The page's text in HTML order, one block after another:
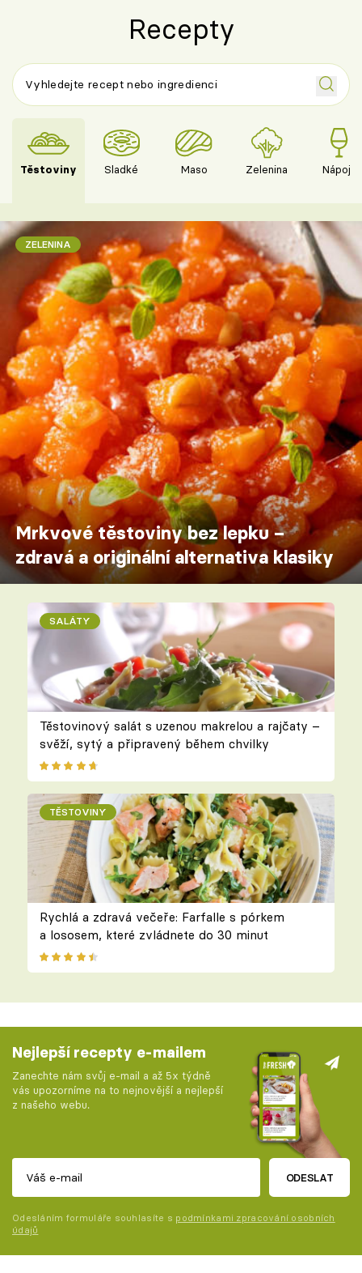
Recepty
Těstoviny Sladké Maso Zelenina Nápoje
ZELENINA
Mrkvové těstoviny bez lepku –
zdravá a originální alternativa klasiky
SALÁTY
Těstovinový salát s uzenou makrelou a rajčaty –
svěží, sytý a připravený během chvilky
TĚSTOVINY
Rychlá a zdravá večeře: Farfalle s pórkem
a lososem, které zvládnete do 30 minut
Nejlepší recepty e-mailem
Zanechte nám svůj e-mail a až 5x týdně
vás upozorníme na to nejnovější a nejlepší
z našeho webu.
ODESLAT
Odesláním formuláře souhlasíte s podmínkami zpracování osobních
údajů